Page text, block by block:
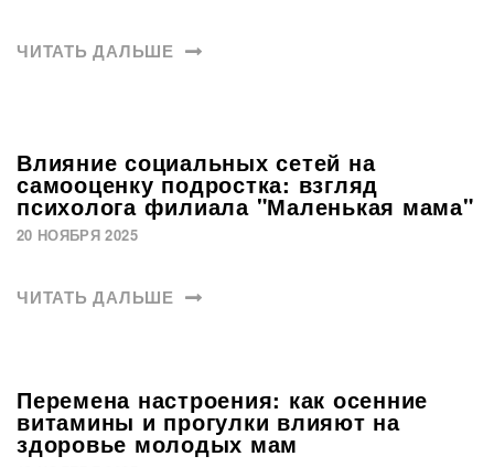
ЧИТАТЬ ДАЛЬШЕ
Влияние социальных сетей на
самооценку подростка: взгляд
психолога филиала "Маленькая мама"
20 НОЯБРЯ 2025
ЧИТАТЬ ДАЛЬШЕ
Перемена настроения: как осенние
витамины и прогулки влияют на
здоровье молодых мам